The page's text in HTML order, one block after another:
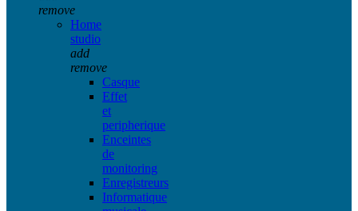
remove
Home
studio
add
remove
Casque
Effet
et
peripherique
Enceintes
de
monitoring
Enregistreurs
Informatique